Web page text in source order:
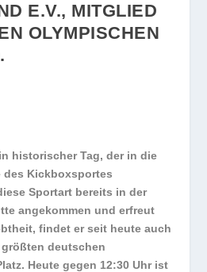
E.V., MITGLIED
OLYMPISCHEN
historischer Tag, der in die
des Kickboxsportes
Sportart bereits in der
angekommen und erfreut
findet er seit heute auch
deutschen
Heute gegen 12:30 Uhr ist